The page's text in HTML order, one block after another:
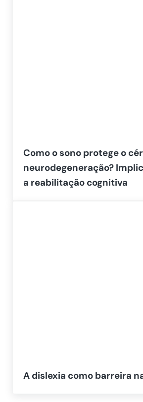
Como o sono protege o
neurodegeneração?
a reabilitação cognitiva
A dislexia como barreira